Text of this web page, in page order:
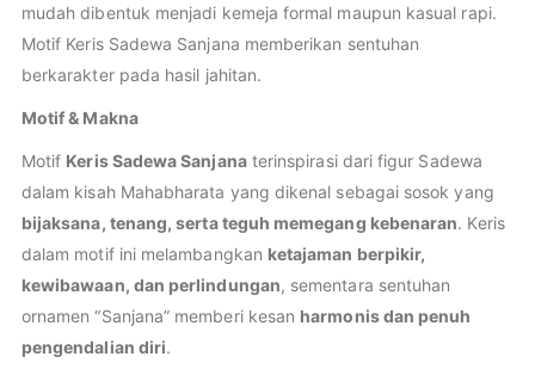
mudah dibentuk menjadi kemeja formal maupun kasual rapi.
Motif Keris Sadewa Sanjana memberikan sentuhan
berkarakter pada hasil jahitan.
Motif & Makna
Motif Keris Sadewa Sanjanaterinspirasi dari figur Sadewa
dalam kisah Mahabharata yang dikenal sebagai sosok yang
bijaksana, tenang, serta teguh memegang kebenaran. Keris
dalam motif ini melambangkan ketajaman berpikir,
kewibawaan, dan perlindungan, sementara sentuhan
ornamen “Sanjana” memberi kesan harmonis dan penuh
pengendalian diri.